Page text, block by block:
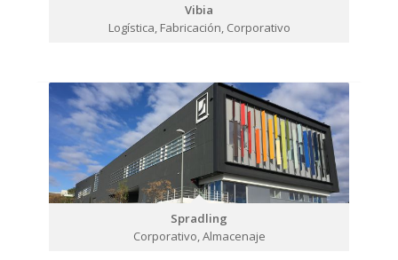
Vibia
Logística, Fabricación, Corporativo
Spradling
Corporativo, Almacenaje